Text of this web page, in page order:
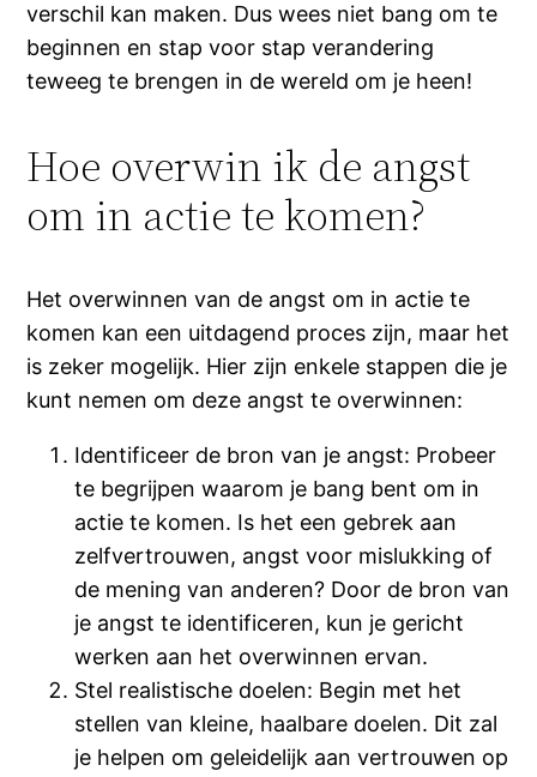
verschil kan maken. Dus wees niet bang om te
beginnen en stap voor stap verandering
teweeg te brengen in de wereld om je heen!
Hoe overwin ik de angst
om in actie te komen?
Het overwinnen van de angst om in actie te
komen kan een uitdagend proces zijn, maar het
is zeker mogelijk. Hier zijn enkele stappen die je
kunt nemen om deze angst te overwinnen:
Identificeer de bron van je angst: Probeer
te begrijpen waarom je bang bent om in
actie te komen. Is het een gebrek aan
zelfvertrouwen, angst voor mislukking of
de mening van anderen? Door de bron van
je angst te identificeren, kun je gericht
werken aan het overwinnen ervan.
Stel realistische doelen: Begin met het
stellen van kleine, haalbare doelen. Dit zal
je helpen om geleidelijk aan vertrouwen op